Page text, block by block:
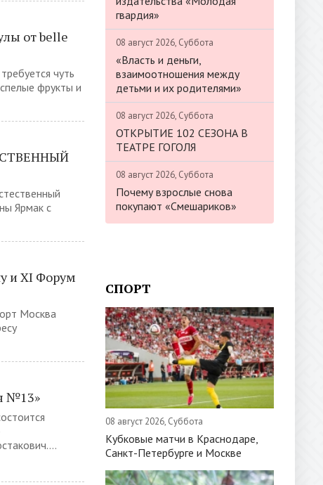
от belle
чуть
фрукты и
Ярмак с
и XI Форум
Москва
№13»
гвардия»
08 август 2026, Суббота
«Власть и деньги,
взаимоотношения между
детьми и их родителями»
08 август 2026, Суббота
ОТКРЫТИЕ 102 СЕЗОНА В
ТЕАТРЕ ГОГОЛЯ
08 август 2026, Суббота
Почему взрослые снова
покупают «Смешариков»
СПОРТ
08 август 2026, Суббота
Кубковые матчи в Краснодаре,
Санкт-Петербурге и Москве